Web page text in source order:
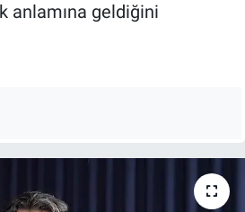
anlamına geldiğini